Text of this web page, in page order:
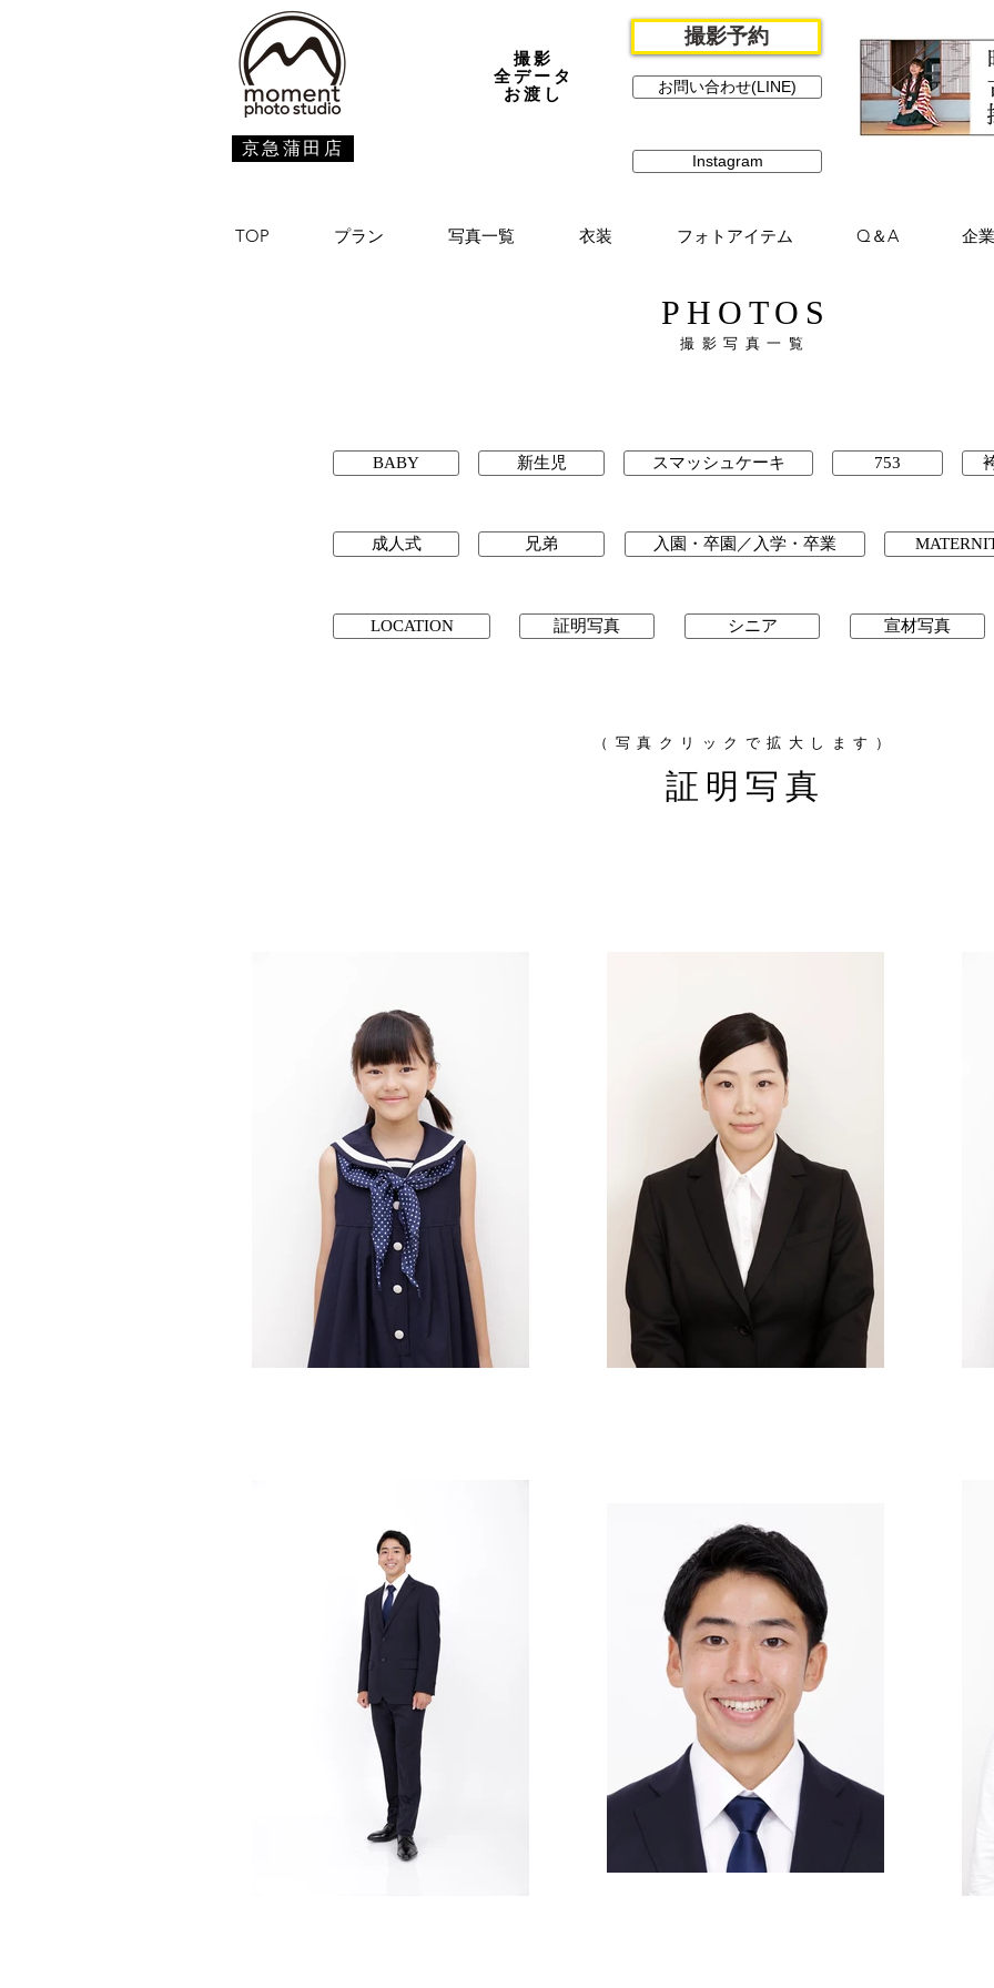
京急蒲田店
撮影
全データ
お渡し
撮影予約
お問い合わせ(LINE)
Instagram
TOP プラン 写真一覧 衣装 フォトアイテム Q＆A 企
PHOTOS
撮影写真一覧
BABY 新生児 スマッシュケーキ 753
成人式 兄弟 入園・卒園／入学・卒業
LOCATION 証明写真 シニア 宣材写真
（写真クリックで拡大します）
証明写真